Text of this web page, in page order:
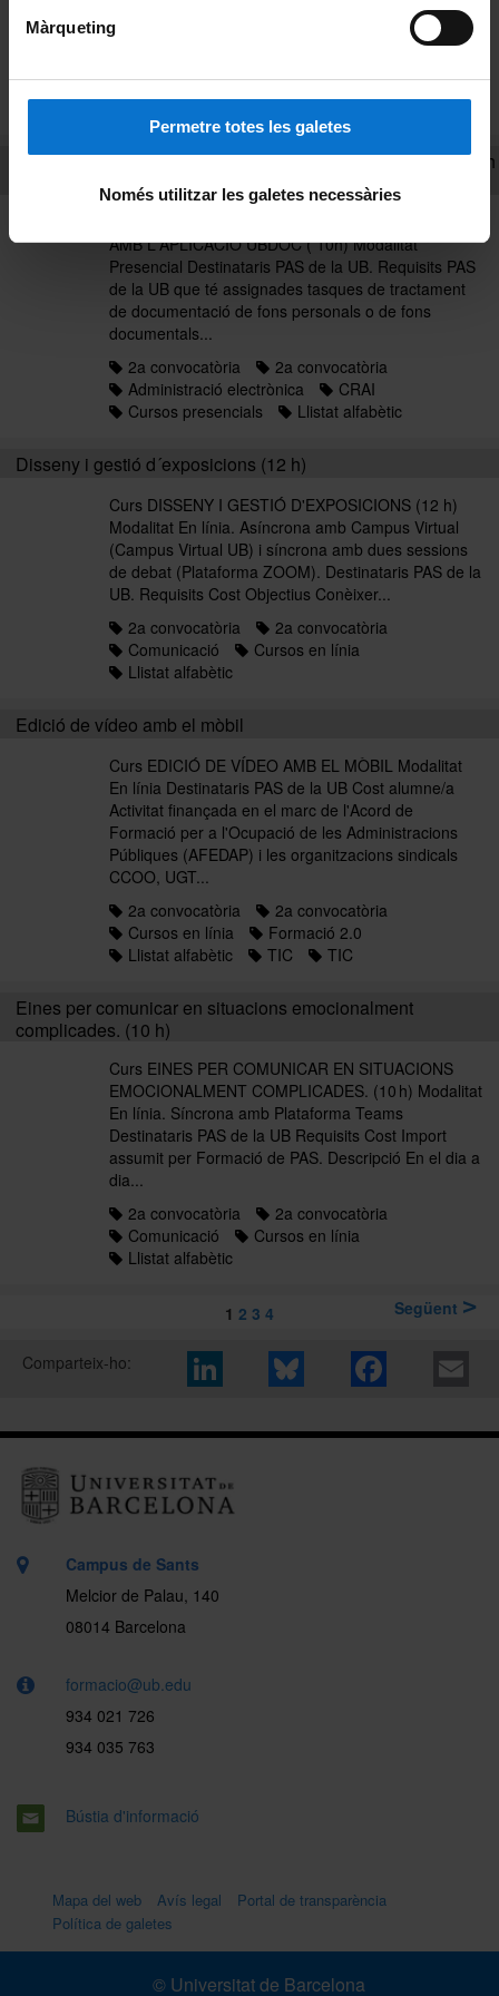
Màrqueting
Permetre totes les galetes
Només utilitzar les galetes necessàries
finançada en el marc de l'Acord de Formació per a
l'Ocupació de les Administracions Públiques...
Comunicació
Cursos presencials
Descripció dels fons personals amb l'aplicació UBDOC ( 10h
AMB L'APLICACIÓ UBDOC ( 10h) Modalitat
Presencial Destinataris PAS de la UB. Requisits PAS
de la UB que té assignades tasques de tractament
de documentació de fons personals o de fons
documentals...
2a convocatòria
2a convocatòria
Administració electrònica
CRAI
Cursos presencials
Llistat alfabètic
Disseny i gestió d´exposicions (12 h)
Curs DISSENY I GESTIÓ D'EXPOSICIONS (12 h)
Modalitat En línia. Asíncrona amb Campus Virtual
(Campus Virtual UB) i síncrona amb dues sessions
de debat (Plataforma ZOOM). Destinataris PAS de la
UB. Requisits Cost Objectius Conèixer...
2a convocatòria
2a convocatòria
Comunicació
Cursos en línia
Llistat alfabètic
Edició de vídeo amb el mòbil
Curs EDICIÓ DE VÍDEO AMB EL MÒBIL Modalitat
En línia Destinataris PAS de la UB Cost alumne/a
Activitat finançada en el marc de l'Acord de
Formació per a l'Ocupació de les Administracions
Públiques (AFEDAP) i les organitzacions sindicals
CCOO, UGT...
2a convocatòria
2a convocatòria
Cursos en línia
Formació 2.0
Llistat alfabètic
TIC TIC
Eines per comunicar en situacions emocionalment
complicades. (10 h)
Curs EINES PER COMUNICAR EN SITUACIONS
EMOCIONALMENT COMPLICADES. (10 h) Modalitat
En línia. Síncrona amb Plataforma Teams
Destinataris PAS de la UB Requisits Cost Import
assumit per Formació de PAS. Descripció En el dia a
dia...
2a convocatòria
2a convocatòria
Comunicació
Cursos en línia
Llistat alfabètic
1 2 3 4 Següent
Comparteix-ho:
Campus de Sants
Melcior de Palau, 140
08014 Barcelona
formacio@ub.edu
934 021 726
934 035 763
Bústia d'informació
Mapa del web Avís legal
Portal de transparència
Política de galetes
© Universitat de Barcelona